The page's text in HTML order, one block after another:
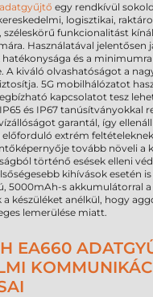
adatgyűjtő egy rendkívül
logisztikai,
funkcionalitást
Használatával jelentősen
és a
A kiváló olvashatóságot a
5G mobilhálózatot
kapcsolatot tesz
és IP67 tanúsítványokkal
garantál, így
extrém
tovább növeli a
történő esések elleni
kihívások esetén
5000mAh-s akkumulátorral a
a készüléket anélkül, hogy
lemerülése miatt.
EA660